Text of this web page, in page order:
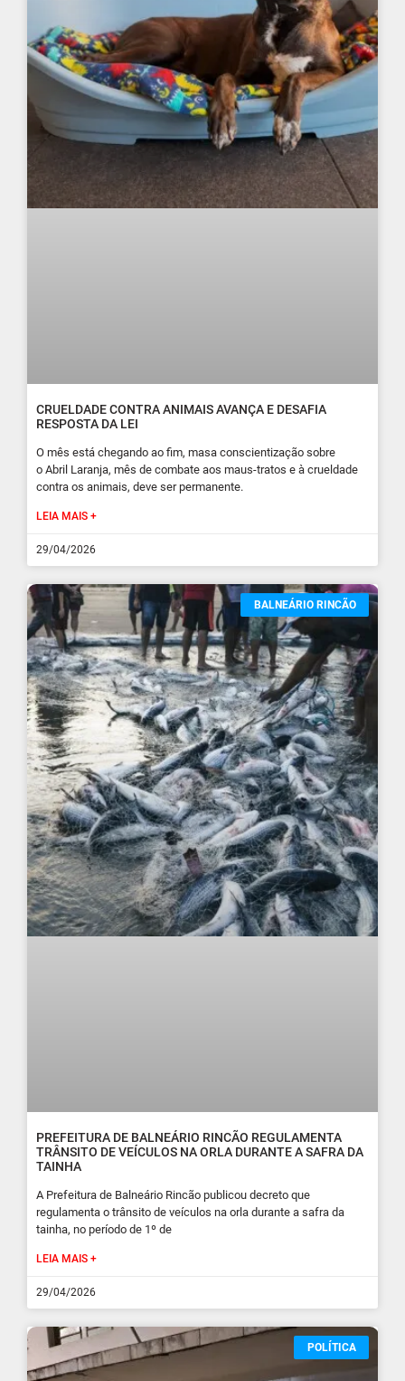
CRUELDADE CONTRA ANIMAIS AVANÇA E DESAFIA
RESPOSTA DA LEI
O mês está chegando ao fim, masa conscientização sobre
o Abril Laranja, mês de combate aos maus-tratos e à crueldade
contra os animais, deve ser permanente.
LEIA MAIS +
29/04/2026
BALNEÁRIO RINCÃO
PREFEITURA DE BALNEÁRIO RINCÃO REGULAMENTA
TRÂNSITO DE VEÍCULOS NA ORLA DURANTE A SAFRA DA
TAINHA
A Prefeitura de Balneário Rincão publicou decreto que
regulamenta o trânsito de veículos na orla durante a safra da
tainha, no período de 1º de
LEIA MAIS +
29/04/2026
POLÍTICA